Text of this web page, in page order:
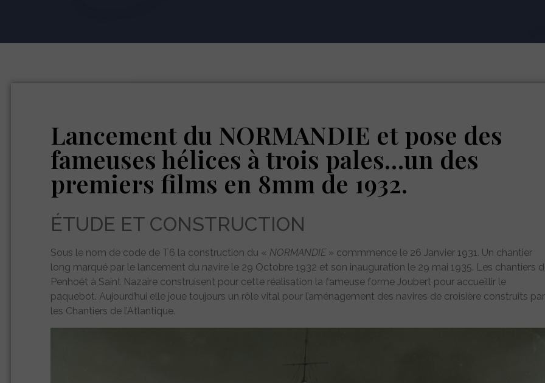
Lancement du NORMANDIE et pose des
fameuses hélices à trois pales…un des
premiers films en 8mm de 1932.
ÉTUDE ET CONSTRUCTION
Sous le nom de code de T6 la construction du « NORMANDIE» commmence le 26 Janvier 1931. Un chantier
long marqué par le lancement du navire le 29 Octobre 1932 et son inauguration le 29 mai 1935. Les chantiers
Penhoët à Saint Nazaire construisent pour cette réalisation la fameuse forme Joubert pour accueillir le
paquebot. Aujourd’hui elle joue toujours un rôle vital pour l’aménagement des navires de croisière construits par
les Chantiers de l’Atlantique.